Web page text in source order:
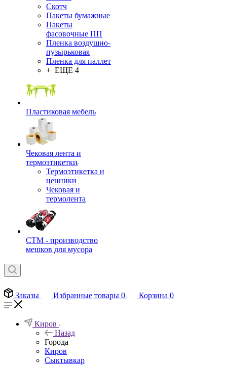
Скотч
Пакеты бумажные
Пакеты
фасовочные ПП
Пленка воздушно-
пузырьковая
Пленка для паллет
+ ЕЩЕ 4
Пластиковая мебель
Чековая лента и
термоэтикетки
Термоэтикетка и
ценники
Чековая и
термолента
СТМ - производство
мешков для мусора
Заказы Избранные товары 0 Корзина 0
Киров
Назад
Города
Киров
Сыктывкар